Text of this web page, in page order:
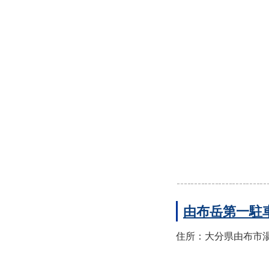
由布岳第一駐
住所：大分県由布市